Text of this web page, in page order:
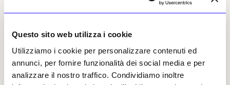
Questo sito web utilizza i cookie
Utilizziamo i cookie per personalizzare contenuti ed
annunci, per fornire funzionalità dei social media e per
analizzare il nostro traffico. Condividiamo inoltre
programma dettagliato, le sedi espositive, le
istituzionali verranno comunicati al termine
prossimo 20 giugno.